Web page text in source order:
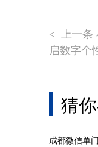
< 上一条
启数字个
猜
成都微信单